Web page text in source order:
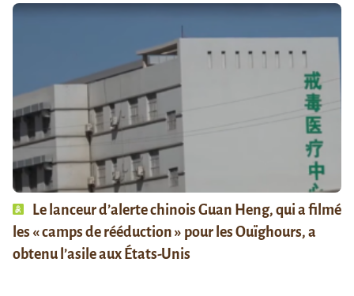
Le lanceur d’alerte chinois Guan Heng, qui a filmé
les « camps de rééduction » pour les Ouïghours, a
obtenu l’asile aux États-Unis